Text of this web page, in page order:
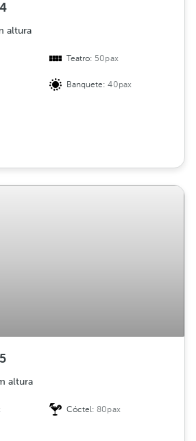
altura
Teatro: 50pax
Banquete:40pax
altura
Cóctel:80pax